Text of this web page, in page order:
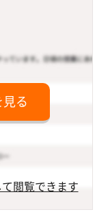
る
閲覧できます